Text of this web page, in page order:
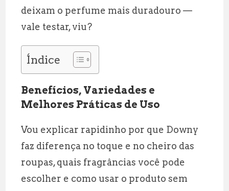
deixam o perfume mais duradouro —
vale testar, viu?
Índice
Benefícios, Variedades e
Melhores Práticas de Uso
Vou explicar rapidinho por que Downy
faz diferença no toque e no cheiro das
roupas, quais fragrâncias você pode
escolher e como usar o produto sem